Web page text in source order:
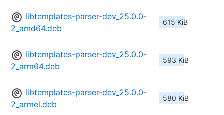
libtemplates-parser-dev_25.0.0-
2_amd64.deb
615 KiB
libtemplates-parser-dev_25.0.0-
2_arm64.deb
593 KiB
libtemplates-parser-dev_25.0.0-
2_armel.deb
580 KiB